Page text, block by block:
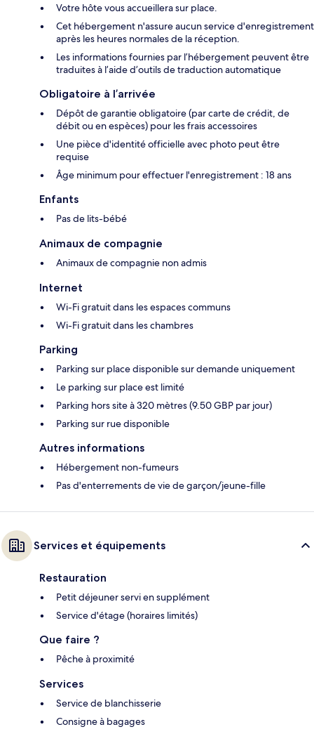
Votre hôte vous accueillera sur place.
Cet hébergement n'assure aucun service d'enregistrement
après les heures normales de la réception.
Les informations fournies par l’hébergement peuvent être
traduites à l’aide d’outils de traduction automatique
Obligatoire à l’arrivée
Dépôt de garantie obligatoire (par carte de crédit, de
débit ou en espèces) pour les frais accessoires
Une pièce d'identité officielle avec photo peut être
requise
Âge minimum pour effectuer l'enregistrement : 18 ans
Enfants
Pas de lits-bébé
Animaux de compagnie
Animaux de compagnie non admis
Internet
Wi-Fi gratuit dans les espaces communs
Wi-Fi gratuit dans les chambres
Parking
Parking sur place disponible sur demande uniquement
Le parking sur place est limité
Parking hors site à 320 mètres (9.50 GBP par jour)
Parking sur rue disponible
Autres informations
Hébergement non-fumeurs
Pas d'enterrements de vie de garçon/jeune-fille
Services et équipements
Restauration
Petit déjeuner servi en supplément
Service d'étage (horaires limités)
Que faire ?
Pêche à proximité
Services
Service de blanchisserie
Consigne à bagages